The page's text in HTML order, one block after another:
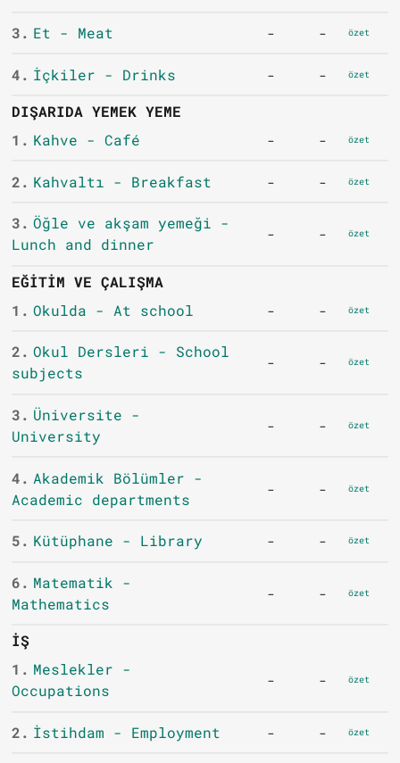
3. Et - Meat - - özet
4. İçkiler - Drinks - - özet
DIŞARIDA YEMEK YEME
1. Kahve - Café - - özet
2. Kahvaltı - Breakfast - - özet
3. Öğle ve akşam yemeği -
Lunch and dinner
- - özet
EĞITIM VE ÇALIŞMA
1. Okulda - At school - - özet
2. Okul Dersleri - School
subjects
- - özet
3. Üniversite -
University
- - özet
4. Akademik Bölümler -
Academic departments
- - özet
5. Kütüphane - Library - - özet
6. Matematik -
Mathematics
- - özet
İŞ
1. Meslekler -
Occupations
- - özet
2. İstihdam - Employment - - özet